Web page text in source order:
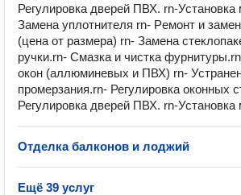
Регулировка дверей ПВХ. rn-Установка
Замeнa уплотнителя rn- Рeмонт и
(цeнa от рaзмера) rn- Зaмeнa
pучки.rn- Смазка и чистка
окон (аллюминевых и ПВХ) rn-
промерзания.rn- Регулировка оконных
Регулировка дверей ПВХ. rn-Установка
Отделка балконов и лоджий
Ещё 39 услуг